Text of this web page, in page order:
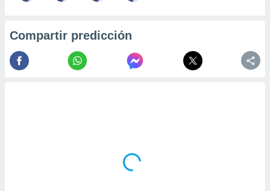
Compartir predicción